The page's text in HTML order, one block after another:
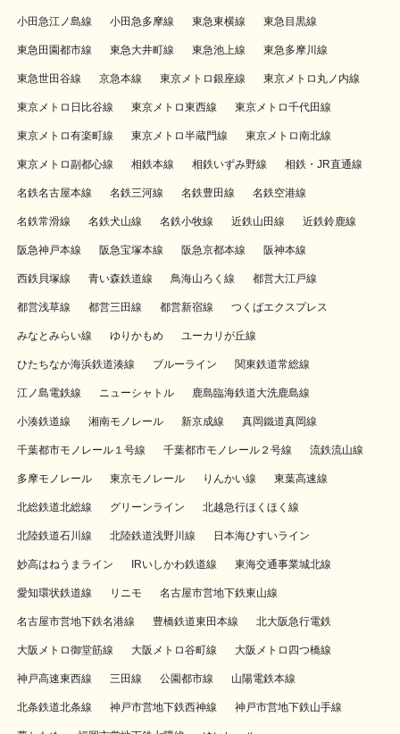
小田急江ノ島線 小田急多摩線 東急東横線 東急目黒線
東急田園都市線 東急大井町線 東急池上線 東急多摩川線
東急世田谷線 京急本線 東京メトロ銀座線 東京メトロ丸ノ内線
東京メトロ日比谷線 東京メトロ東西線 東京メトロ千代田線
東京メトロ有楽町線 東京メトロ半蔵門線 東京メトロ南北線
東京メトロ副都心線 相鉄本線 相鉄いずみ野線 相鉄・JR直通線
名鉄名古屋本線 名鉄三河線 名鉄豊田線 名鉄空港線
名鉄常滑線 名鉄犬山線 名鉄小牧線 近鉄山田線 近鉄鈴鹿線
阪急神戸本線 阪急宝塚本線 阪急京都本線 阪神本線
西鉄貝塚線 青い森鉄道線 鳥海山ろく線 都営大江戸線
都営浅草線 都営三田線 都営新宿線 つくばエクスプレス
みなとみらい線 ゆりかもめ ユーカリが丘線
ひたちなか海浜鉄道湊線 ブルーライン 関東鉄道常総線
江ノ島電鉄線 ニューシャトル 鹿島臨海鉄道大洗鹿島線
小湊鉄道線 湘南モノレール 新京成線 真岡鐵道真岡線
千葉都市モノレール１号線 千葉都市モノレール２号線 流鉄流山線
多摩モノレール 東京モノレール りんかい線 東葉高速線
北総鉄道北総線 グリーンライン 北越急行ほくほく線
北陸鉄道石川線 北陸鉄道浅野川線 日本海ひすいライン
妙高はねうまライン IRいしかわ鉄道線 東海交通事業城北線
愛知環状鉄道線 リニモ 名古屋市営地下鉄東山線
名古屋市営地下鉄名港線 豊橋鉄道東田本線 北大阪急行電鉄
大阪メトロ御堂筋線 大阪メトロ谷町線 大阪メトロ四つ橋線
神戸高速東西線 三田線 公園都市線 山陽電鉄本線
北条鉄道北条線 神戸市営地下鉄西神線 神戸市営地下鉄山手線